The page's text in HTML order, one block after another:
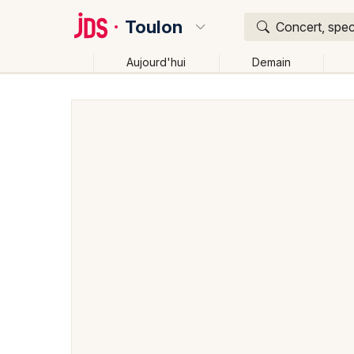
Toulon Concert,
Aujourd'hui Demain